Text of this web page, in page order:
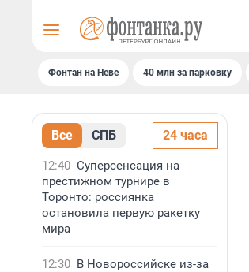
Фонтан на Неве 40 млн за парковку
Все СПБ 24 часа
12:40 Суперсенсация на
престижном турнире в
Торонто: россиянка
остановила первую ракетку
мира
12:30 В Новороссийске из-за